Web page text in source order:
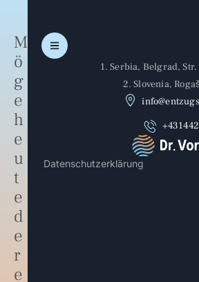
1. Serbia, Belgrad,
2. Slovenia,
Datenschutzerklärung
M
ö
g
e
h
e
u
t
e
d
e
r
e